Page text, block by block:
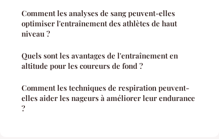
Comment les analyses de sang peuvent-elles
optimiser l'entraînement des athlètes de haut
niveau ?
Quels sont les avantages de l'entraînement en
altitude pour les coureurs de fond ?
Comment les techniques de respiration peuvent-
elles aider les nageurs à améliorer leur endurance
?